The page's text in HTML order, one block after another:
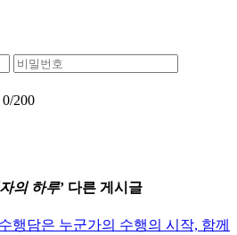
0/200
의 하루’ 다른 게시글
행담은 누군가의 수행의 시작, 함께